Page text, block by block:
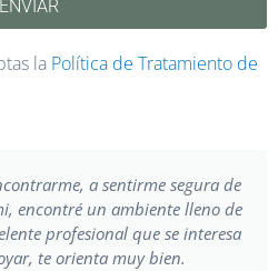
a sentirme segura de
encontré un ambiente lleno de
profesional que se interesa
te orienta muy bien.
ENVIAR
la Política de Tratamiento de